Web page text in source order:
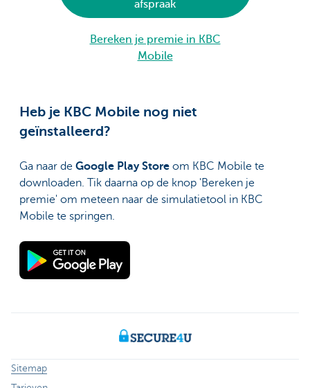
afspraak
Bereken je premie in KBC
Mobile
Heb je KBC Mobile nog niet
geïnstalleerd?
Ga naar de Google Play Store om KBC Mobile te
downloaden. Tik daarna op de knop 'Bereken je
premie' om meteen naar de simulatietool in KBC
Mobile te springen.
Sitemap